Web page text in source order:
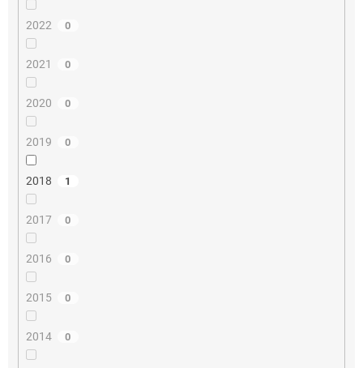
2022 0
2021 0
2020 0
2019 0
2018 1
2017 0
2016 0
2015 0
2014 0